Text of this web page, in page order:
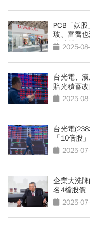
PCB「妖
玻、富喬
倍時機
2025-
台光電、
賠光積蓄
光 2025-
台光電
「10倍股
優生出列
2025-
企業大洗
名4檔股價
2025-